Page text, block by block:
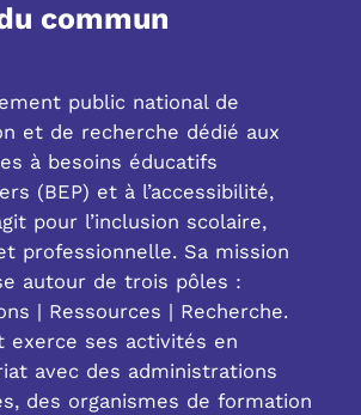
commun
public national de
et de recherche dédié aux
à besoins éducatifs
(BEP) et à l’accessibilité,
pour l’inclusion scolaire,
professionnelle. Sa mission
autour de trois pôles :
| Ressources | Recherche.
exerce ses activités en
avec des administrations
des organismes de formation